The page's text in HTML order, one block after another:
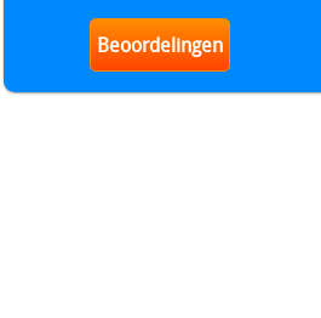
Beoordelingen